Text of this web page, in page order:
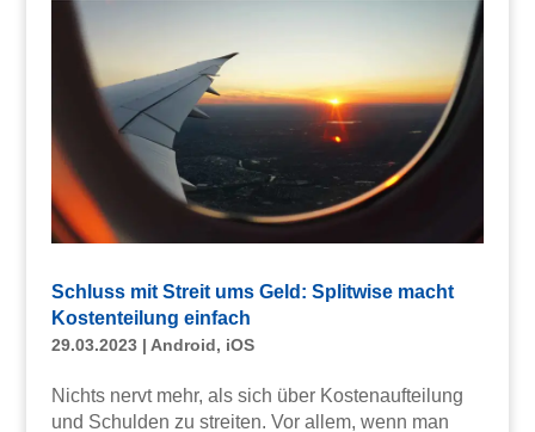
Schluss mit Streit ums Geld: Splitwise macht
Kostenteilung einfach
29.03.2023| Android, iOS
Nichts nervt mehr, als sich über Kostenaufteilung
und Schulden zu streiten. Vor allem, wenn man